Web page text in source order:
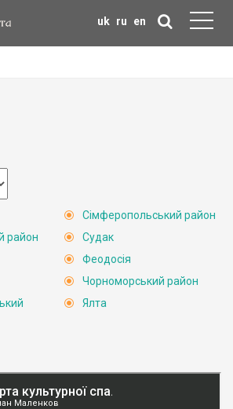
uk ru en
район
Сімферопольський район
Судак
Феодосія
Чорноморський район
Ялта